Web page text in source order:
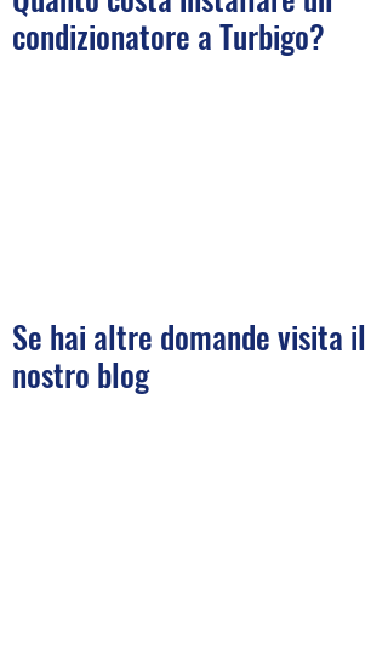
condizionatore a Turbigo?
Se hai altre domande visita il
nostro blog